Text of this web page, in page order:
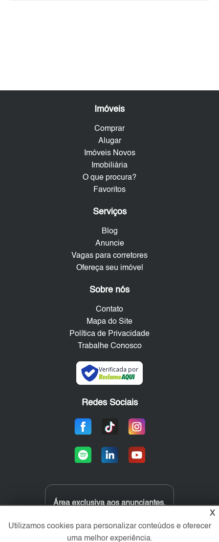
Imóveis
Comprar
Alugar
Imóveis Novos
Imobiliária
O que procura?
Favoritos
Serviços
Blog
Anuncie
Vagas para corretores
Ofereça seu imóvel
Sobre nós
Contato
Mapa do Site
Política de Privacidade
Trabalhe Conosco
Verificada por
Redes Sociais
Área exclusiva aos anunciantes,
X
Utilizamos cookies para personalizar conteúdos e oferecer
uma melhor experiência.